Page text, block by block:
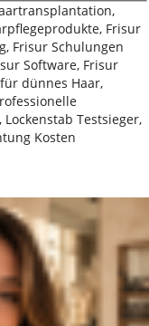
Frisur
Frisur Schulungen
Software, Frisur
dünnes Haar,
Testsieger,
Kosten